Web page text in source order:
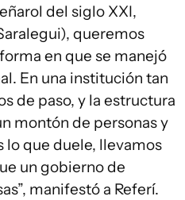
del siglo XXI,
queremos
en que se manejó
En una institución tan
de paso, y la estructura
montón de personas y
lo que duele, llevamos
un gobierno de
manifestó a Referí.